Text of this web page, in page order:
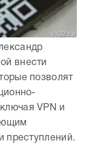
внести
позволят
VPN и
преступлений.